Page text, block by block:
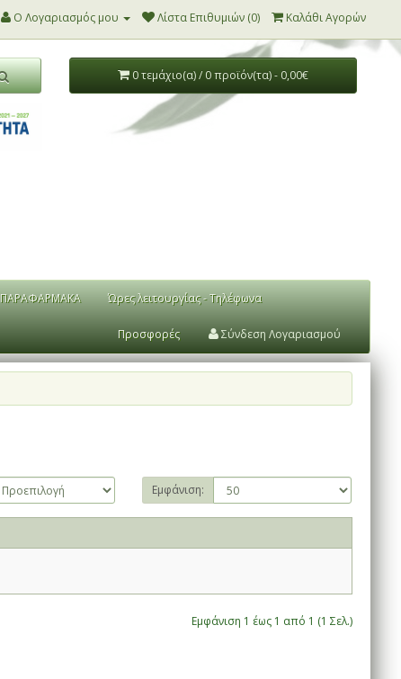
Ο Λογαριασμός μου Λίστα Επιθυμιών (0) Καλάθι Αγορών
0 τεμάχιο(α) / 0 προϊόν(τα) - 0,00€
ΠΑΡΑΦΑΡΜΑΚΑ Ώρες λειτουργίας - Τηλέφωνα
Προσφορές Σύνδεση Λογαριασμού
Εμφάνιση:
Εμφάνιση 1 έως 1 από 1 (1 Σελ.)